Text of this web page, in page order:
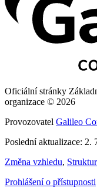
Oficiální stránky
organizace © 2026
Provozovatel Galileo
Poslední aktualizace: 2.
Změna vzhledu,
Prohlášení o přístupnosti